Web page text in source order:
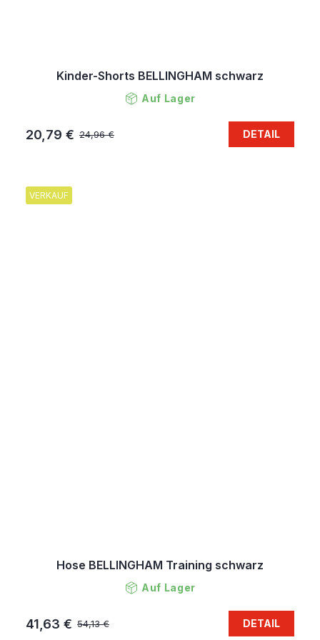
Kinder-Shorts BELLINGHAM schwarz
Auf Lager
24,96 €
20,79 € DETAIL
VERKAUF
Hose BELLINGHAM Training schwarz
Auf Lager
54,13 €
41,63 € DETAIL